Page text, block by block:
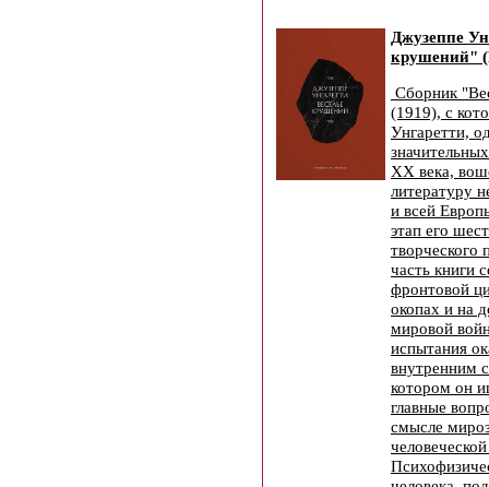
Джузеппе
крушений"
Сборник
(1919), с
Унгаретти,
XX века,
литературу
и всей
этап его
часть книги
фронтовой
окопах и на
мировой
испытания
внутренним
котором он
главные
смысле